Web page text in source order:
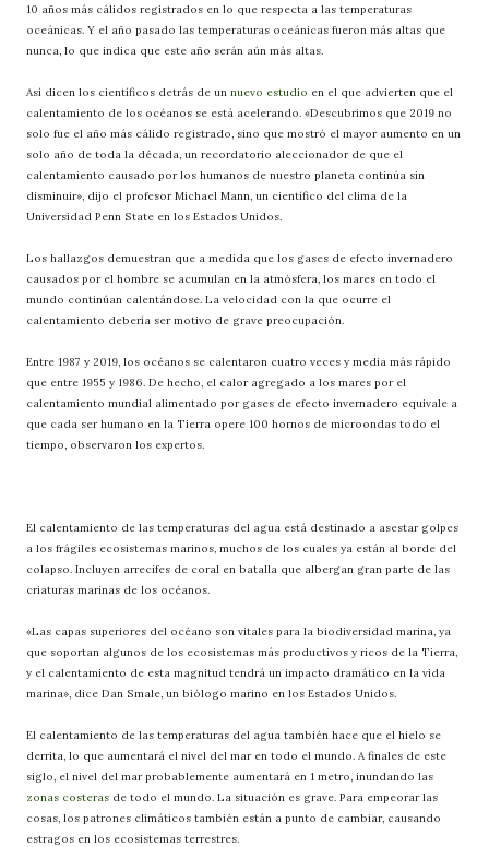
10 años más cálidos registrados en lo que respecta a las temperaturas
oceánicas. Y el año pasado las temperaturas oceánicas fueron más altas que
nunca, lo que indica que este año serán aún más altas.
Así dicen los científicos detrás de un nuevo estudio en el que advierten que el
calentamiento de los océanos se está acelerando. «Descubrimos que 2019 no
solo fue el año más cálido registrado, sino que mostró el mayor aumento en un
solo año de toda la década, un recordatorio aleccionador de que el
calentamiento causado por los humanos de nuestro planeta continúa sin
disminuir», dijo el profesor Michael Mann, un científico del clima de la
Universidad Penn State en los Estados Unidos.
Los hallazgos demuestran que a medida que los gases de efecto invernadero
causados por el hombre se acumulan en la atmósfera, los mares en todo el
mundo continúan calentándose. La velocidad con la que ocurre el
calentamiento debería ser motivo de grave preocupación.
Entre 1987 y 2019, los océanos se calentaron cuatro veces y media más rápido
que entre 1955 y 1986. De hecho, el calor agregado a los mares por el
calentamiento mundial alimentado por gases de efecto invernadero equivale a
que cada ser humano en la Tierra opere 100 hornos de microondas todo el
tiempo, observaron los expertos.
El calentamiento de las temperaturas del agua está destinado a asestar golpes
a los frágiles ecosistemas marinos, muchos de los cuales ya están al borde del
colapso. Incluyen arrecifes de coral en batalla que albergan gran parte de las
criaturas marinas de los océanos.
«Las capas superiores del océano son vitales para la biodiversidad marina, ya
que soportan algunos de los ecosistemas más productivos y ricos de la Tierra,
y el calentamiento de esta magnitud tendrá un impacto dramático en la vida
marina», dice Dan Smale, un biólogo marino en los Estados Unidos.
El calentamiento de las temperaturas del agua también hace que el hielo se
derrita, lo que aumentará el nivel del mar en todo el mundo. A finales de este
siglo, el nivel del mar probablemente aumentará en 1 metro, inundando las
zonas costeras de todo el mundo. La situación es grave. Para empeorar las
cosas, los patrones climáticos también están a punto de cambiar, causando
estragos en los ecosistemas terrestres.